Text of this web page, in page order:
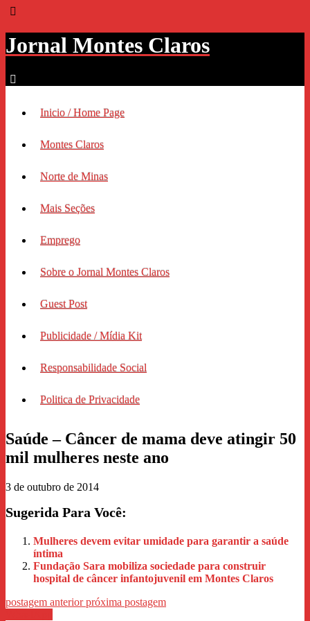
Jornal Montes Claros
Inicio / Home Page
Montes Claros
Norte de Minas
Mais Seções
Emprego
Sobre o Jornal Montes Claros
Guest Post
Publicidade / Mídia Kit
Responsabilidade Social
Politica de Privacidade
Saúde – Câncer de mama deve atingir 50
mil mulheres neste ano
3 de outubro de 2014
Sugerida Para Você:
Mulheres devem evitar umidade para garantir a saúde
íntima
Fundação Sara mobiliza sociedade para construir
hospital de câncer infantojuvenil em Montes Claros
postagem anteriorpróxima postagem